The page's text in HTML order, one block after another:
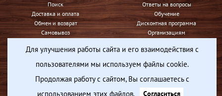
Поиск
Доставка и оплата
Обмен и возврат
Самовывоз
Ответы на вопросы
Обучение
Дисконтная программа
Организациям
Контакты
Конфиденциальность
Вся представленная на сайте информация носит информационный характер и ни при каких
условиях не является публичной офертой, определяемой положениями Статьи 437 Гражданского
Для улучшения работы сайта и его взаимодействия с
пользователями мы используем файлы cookie.
Продолжая работу с сайтом, Вы соглашаетесь с
использованием этих файлов.
Согласиться